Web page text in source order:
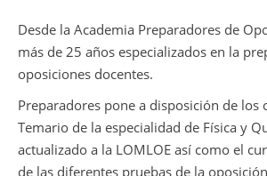
Desde la Academia Preparadores de
más de 25 años especializados en la
oposiciones docentes.
Preparadores pone a disposición de los
Temario de la especialidad de Física y
actualizado a la LOMLOE así como el
de las diferentes pruebas de la